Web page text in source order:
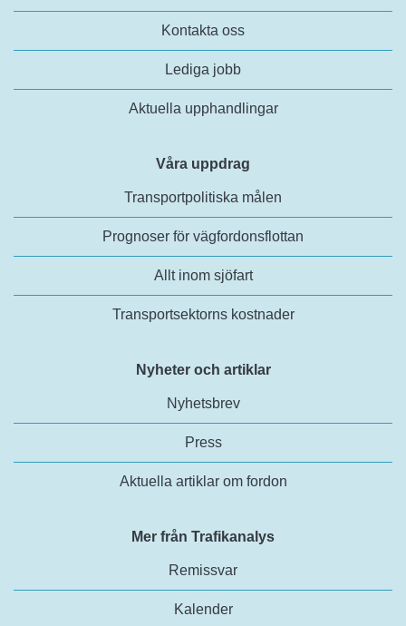
Kontakta oss
Lediga jobb
Aktuella upphandlingar
Våra uppdrag
Transportpolitiska målen
Prognoser för vägfordonsflottan
Allt inom sjöfart
Transportsektorns kostnader
Nyheter och artiklar
Nyhetsbrev
Press
Aktuella artiklar om fordon
Mer från Trafikanalys
Remissvar
Kalender